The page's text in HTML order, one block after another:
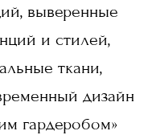
выверенные
и стилей,
ткани,
дизайн
гардеробом»